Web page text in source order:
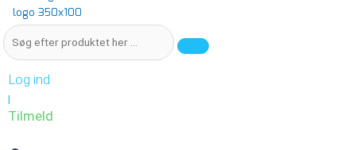
Log ind
|
Tilmeld